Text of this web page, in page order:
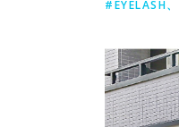
#EYELASH